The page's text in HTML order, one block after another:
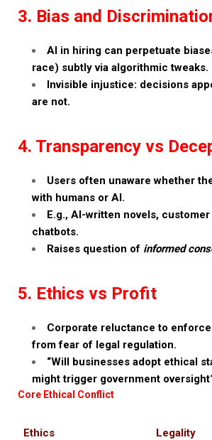
3. Bias and
AI in hiring can perpetuate
race) subtly via algorithmic tweaks.
Invisible injustice: decisions
are not.
4. Transparency vs
Users often unaware whether
with humans or AI.
E.g., AI-written novels,
chatbots.
Raises question of informed
5. Ethics vs Profit
Corporate reluctance to
from fear of legal regulation.
“Will businesses adopt ethical
might trigger government
Core Ethical Conflict
Ethics Legality